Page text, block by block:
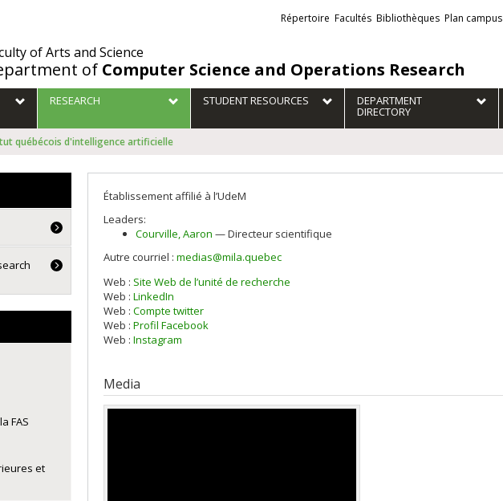
of Arts and Science
of Computer Science and Operations Research
Liens
externes
Répertoire Facultés Bibliothèques Plan campus
RESEARCH STUDENT RESOURCES DEPARTMENT
DIRECTORY
québécois d'intelligence artificielle
Établissement affilié à l’UdeM
Leaders:
Courville, Aaron — Directeur scientifique
Autre courriel : medias@mila.quebec
Web : Site Web de l’unité de recherche
Web : LinkedIn
Web : Compte twitter
Web : Profil Facebook
Web : Instagram
Media
FAS
et